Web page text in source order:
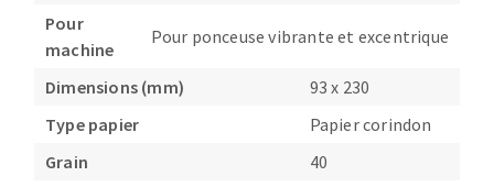
Pour
machine
Pour ponceuse vibrante et excentrique
Dimensions (mm)
93 x 230
Type papier
Papier corindon
Grain
40